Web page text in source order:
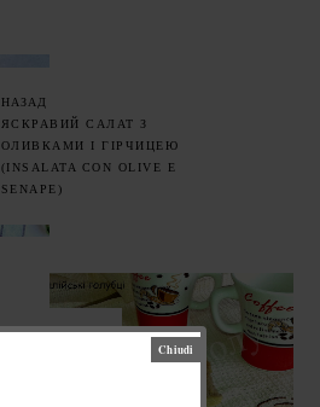
НАЗАД
ЯСКРАВИЙ САЛАТ З
ОЛИВКАМИ І ГІРЧИЦЕЮ
(INSALATA CON OLIVE E
SENAPE)